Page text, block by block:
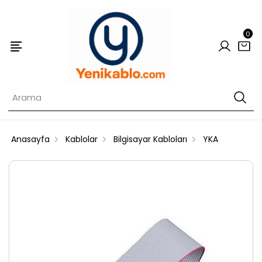
0
Anasayfa Kablolar Bilgisayar Kabloları YKA